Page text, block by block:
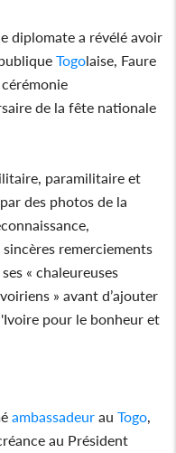
diplomate a révélé avoir
Togolaise, Faure
de la fête nationale
paramilitaire et
des photos de la
sincères remerciements
« chaleureuses
» avant d’ajouter
pour le bonheur et
ambassadeur auTogo
au Président